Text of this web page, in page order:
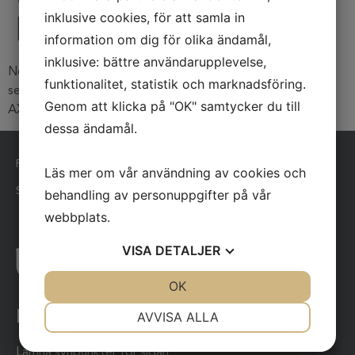
kl.15.00
Nordlingska lägenhet är belägen i samband med Solkulla
servicehuset, Norrstrandsvägen 4 A
AX-22920 BRÄNDÖ
Publicerad: 30-09-2025
Senast uppdaterad: 30-09-2025
Länkar
inklusive cookies, för att samla in
information om dig för olika ändamål,
inklusive: bättre användarupplevelse,
funktionalitet, statistik och marknadsföring.
Genom att klicka på "OK" samtycker du till
dessa ändamål.
Läs mer om vår användning av cookies och
behandling av personuppgifter på vår
webbplats.
VISA DETALJER
AVVISA ALLA
OK